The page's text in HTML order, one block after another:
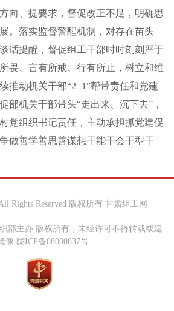
向、提要求，督促改正不足，明确思
。落实监督警醒机制，对存在苗头
话提醒，督促组工干部时时刻刻严于
畏、言有所戒、行有所止，树立和维
推动机关干部“2+1”帮带责任和党建
部机关干部带头“走出来、沉下去”，
党组织书记责任，主动承担抓党建促
做善学善思善谋想干能干会干型干
Rights Reserved 版权所有 甘肃组工网
部主办 版权所有，未经许可不得转载或建
像 陇ICP备08000837号